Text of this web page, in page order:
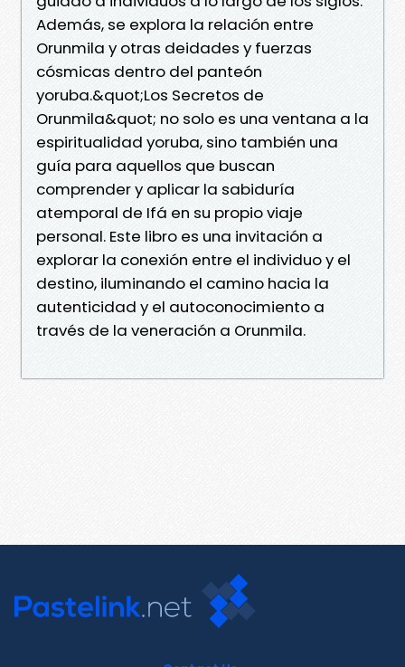
Además, se explora la relación entre
Orunmila y otras deidades y fuerzas
cósmicas dentro del panteón
yoruba.&quot;Los Secretos de
Orunmila&quot; no solo es una ventana a la
espiritualidad yoruba, sino también una
guía para aquellos que buscan
comprender y aplicar la sabiduría
atemporal de Ifá en su propio viaje
personal. Este libro es una invitación a
explorar la conexión entre el individuo y el
destino, iluminando el camino hacia la
autenticidad y el autoconocimiento a
través de la veneración a Orunmila.